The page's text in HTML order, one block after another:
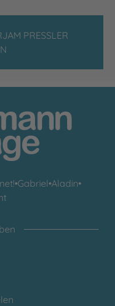
PRESSLER
•Gabriel•Aladin•